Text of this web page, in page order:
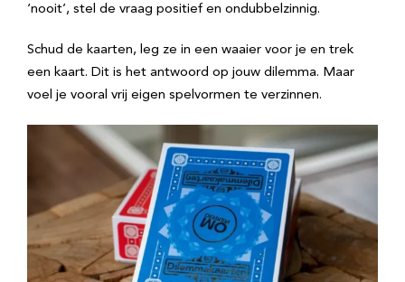
‘nooit’, stel de vraag positief en ondubbelzinnig.
Schud de kaarten, leg ze in een waaier voor je en trek
een kaart. Dit is het antwoord op jouw dilemma. Maar
voel je vooral vrij eigen spelvormen te verzinnen.